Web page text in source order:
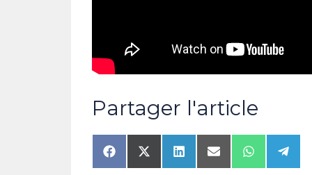
Partager l'article
Share
on
Share
on
Share
on
Share
on
Share
on
on